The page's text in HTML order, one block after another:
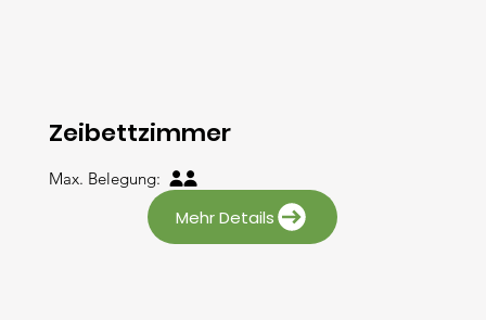
Zeibettzimmer
Max. Belegung:
Mehr Details